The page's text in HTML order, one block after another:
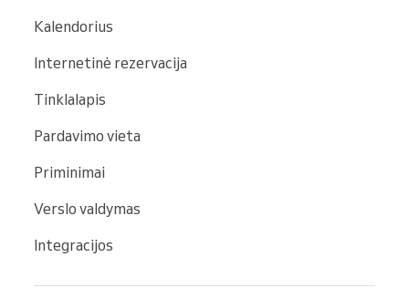
Kalendorius
Internetinė rezervacija
Tinklalapis
Pardavimo vieta
Priminimai
Verslo valdymas
Integracijos